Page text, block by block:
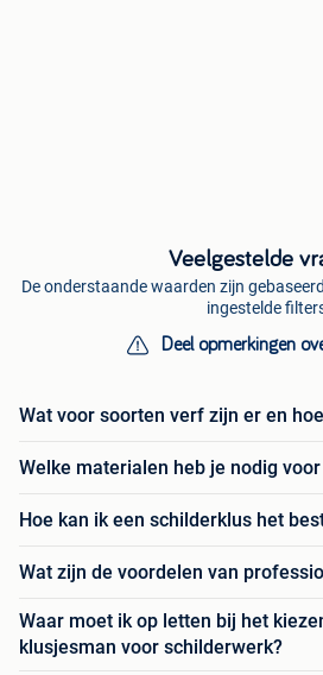
Veelgestelde
De onderstaande waarden zijn
ingestelde
Deel opmerkingen
Wat voor soorten verf zijn er en
Welke materialen heb je nodig
Hoe kan ik een schilderklus het
Wat zijn de voordelen van
Waar moet ik op letten bij het
klusjesman voor schilderwerk?